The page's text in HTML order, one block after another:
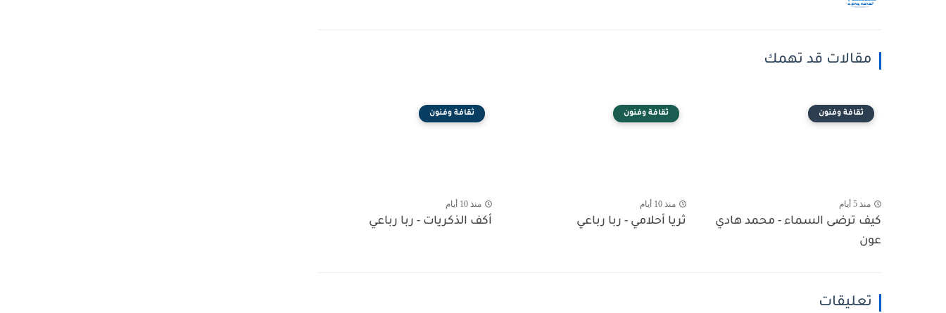
مقالات قد تهمك
ثقافة وفنون
منذ 5 أيام
كيف ترضى السماء - محمد هادي
عون
ثقافة وفنون
منذ 10 أيام
ثريا أحلامي - ربا رباعي
ثقافة وفنون
منذ 10 أيام
أكف الذكريات - ربا رباعي
تعليقات